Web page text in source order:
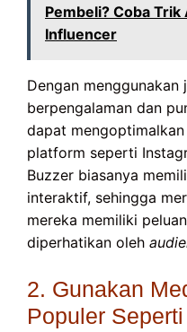
Pembeli? Coba
Influencer
Dengan menggunakan
berpengalaman dan
dapat
platform seperti
Buzzer biasanya
interaktif, sehingga
mereka memiliki
diperhatikan oleh
2. Gunakan
Populer